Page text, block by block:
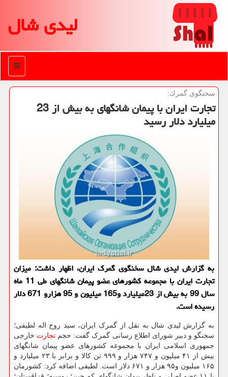
لیدی شال
منو
سخنگوی گمرك:
تجارت ایران با پیمان شانگهای به بیش از 23
میلیارد دلار رسید
به گزارش لیدی شال سخنگوی گمرک ایران، اظهار داشت: میزان
تجارت ایران با مجموعه کشورهای عضو پیمان شانگهای طی 11 ماه
سال 99 به بیش از 23میلیارد و165 میلیون و 95 هزارو 671 دلار
رسیده است.
به گزارش لیدی شال به نقل از گمرک ایران، سید روح اله لطیفی؛
سخنگو و دبیر شورای اطلاع رسانی گمرک گفت: حجم تجارت خارجی
جمهوری اسلامی ایران با مجموعه کشورهای عضو پیمان شانگهای
بیش از ۴۱ میلیون و ۷۴۷ هزار و ۹۹۹ تن کالا و برابر با ۲۳ میلیارد و
۱۶۵ میلیون و۹۵ هزار و ۶۷۱ دلار است. لطیفی اضافه کرد: کشورمان